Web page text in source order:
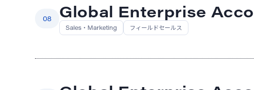
08 Global Enterprise
Sales・Marketing フィールドセールス